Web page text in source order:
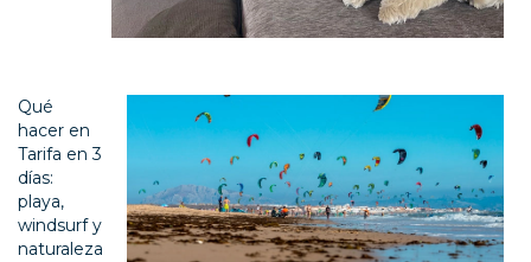
Qué
hacer en
Tarifa en 3
días:
playa,
windsurf y
naturaleza